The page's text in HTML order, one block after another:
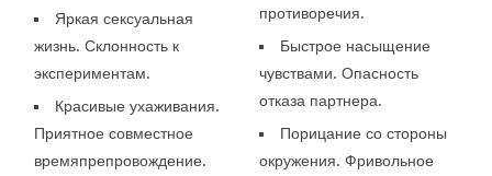
Яркая сексуальная
жизнь. Склонность к
экспериментам.
Красивые ухаживания.
Приятное совместное
времяпрепровождение.
противоречия.
Быстрое насыщение
чувствами. Опасность
отказа партнера.
Порицание со стороны
окружения. Фривольное